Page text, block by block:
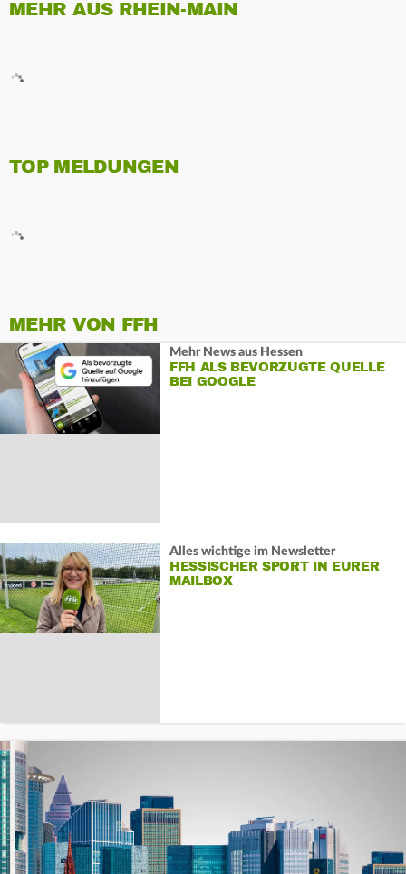
MEHR AUS RHEIN-MAIN
TOP MELDUNGEN
MEHR VON FFH
Mehr News aus Hessen
FFH ALS BEVORZUGTE QUELLE
BEI GOOGLE
Alles wichtige im Newsletter
HESSISCHER SPORT IN EURER
MAILBOX